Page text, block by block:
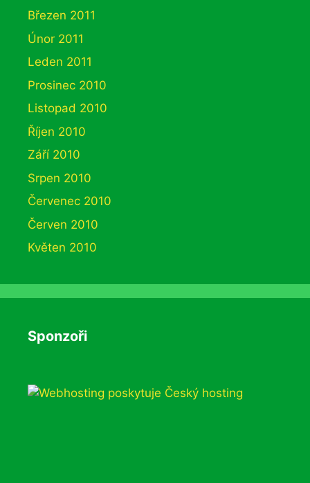
Březen 2011
Únor 2011
Leden 2011
Prosinec 2010
Listopad 2010
Říjen 2010
Září 2010
Srpen 2010
Červenec 2010
Červen 2010
Květen 2010
Sponzoři